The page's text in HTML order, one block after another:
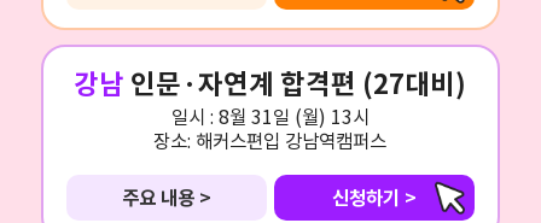
강남 인문·자연계 합격편 (27대비)
일시 : 8월 31일 (월) 13시
장소: 해커스편입 강남역캠퍼스
주요 내용 > 신청하기 >